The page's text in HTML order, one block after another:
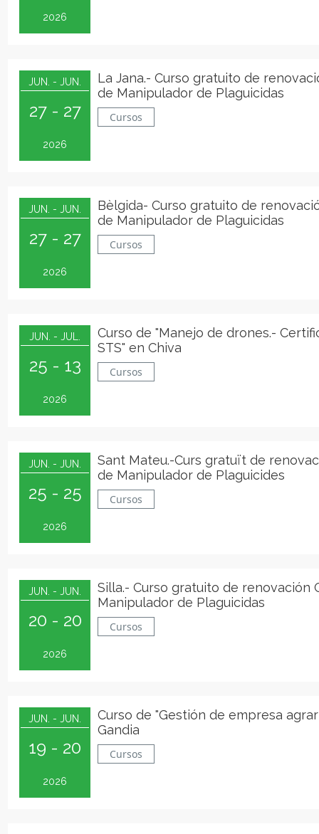
2026
JUN. - JUN.
27 - 27
2026
La Jana.- Curso gratuito de
de Manipulador de Plaguicidas
Cursos
JUN. - JUN.
27 - 27
2026
Bèlgida- Curso gratuito de
de Manipulador de Plaguicidas
Cursos
JUN. - JUL.
25 - 13
2026
Curso de "Manejo de drones.-
STS" en Chiva
Cursos
JUN. - JUN.
25 - 25
2026
Sant Mateu.-Curs gratuït de
de Manipulador de Plaguicides
Cursos
JUN. - JUN.
20 - 20
2026
Silla.- Curso gratuito de renovación
Manipulador de Plaguicidas
Cursos
JUN. - JUN.
19 - 20
2026
Curso de "Gestión de empresa
Gandia
Cursos